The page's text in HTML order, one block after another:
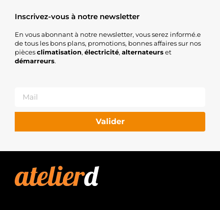
Inscrivez-vous à notre newsletter
En vous abonnant à notre newsletter, vous serez informé.e
de tous les bons plans, promotions, bonnes affaires sur nos
piècesclimatisation, électricité, alternateurset
démarreurs.
Valider